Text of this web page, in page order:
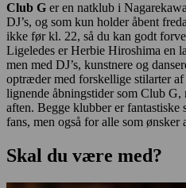
Club G er en natklub i
DJ’s, og som kun holder åbent
ikke før kl. 22, så du kan godt
Ligeledes er Herbie Hiroshima en
men med DJ’s, kunstnere og
optræder med forskellige stilarter
lignende åbningstider som Club G,
aften. Begge klubber er fantastiske
fans, men også for alle som ønsker
Skal du være med?